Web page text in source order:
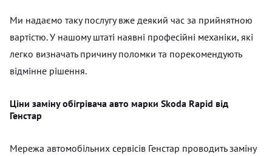
Ми надаємо таку послугу вже деякий час за прийнятною
вартістю. У нашому штаті наявні професійні механіки, які
легко визначать причину поломки та порекомендують
відмінне рішення.
Ціни заміну обігрівача авто марки Skoda Rapid від
Генстар
Мережа автомобільних сервісів Генстар проводить заміну